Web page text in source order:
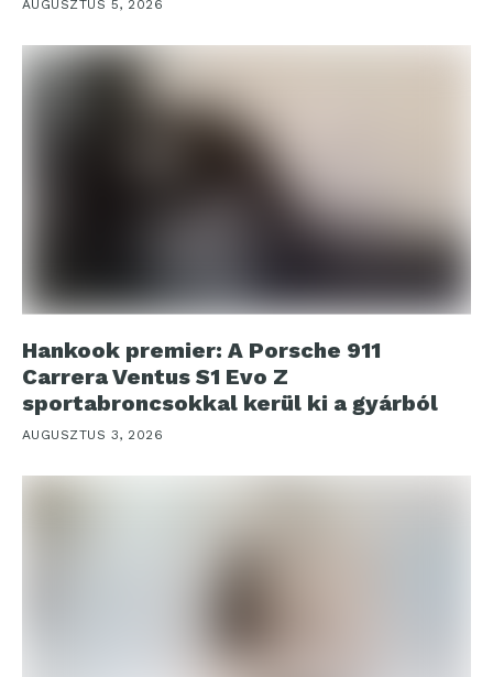
AUGUSZTUS 5, 2026
Hankook premier: A Porsche 911
Carrera Ventus S1 Evo Z
sportabroncsokkal kerül ki a gyárból
AUGUSZTUS 3, 2026